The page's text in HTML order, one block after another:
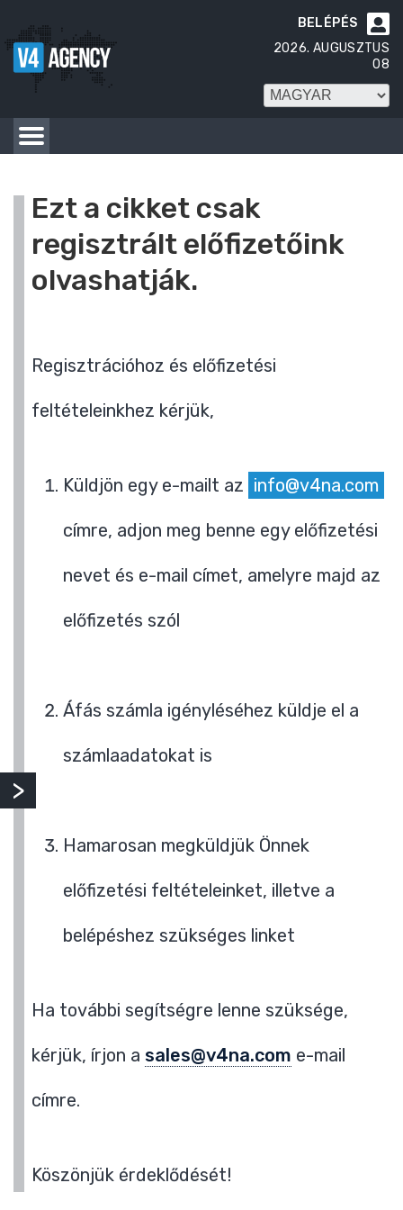

BELÉPÉS
2026. AUGUSZTUS
08
Ezt a cikket csak
regisztrált előfizetőink
olvashatják.
Regisztrációhoz és előfizetési
feltételeinkhez kérjük,
Küldjön egy e-mailt az info@v4na.com
címre, adjon meg benne egy előfizetési
nevet és e-mail címet, amelyre majd az
előfizetés szól
Áfás számla igényléséhez küldje el a
számlaadatokat is
Hamarosan megküldjük Önnek
előfizetési feltételeinket, illetve a
belépéshez szükséges linket
Ha további segítségre lenne szüksége,
kérjük, írjon a sales@v4na.com e-mail
címre.
Köszönjük érdeklődését!